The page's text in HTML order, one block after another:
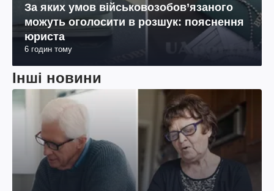
За яких умов військовозобов’язаного
можуть оголосити в розшук: пояснення
юриста
6 годин тому
Інші новини